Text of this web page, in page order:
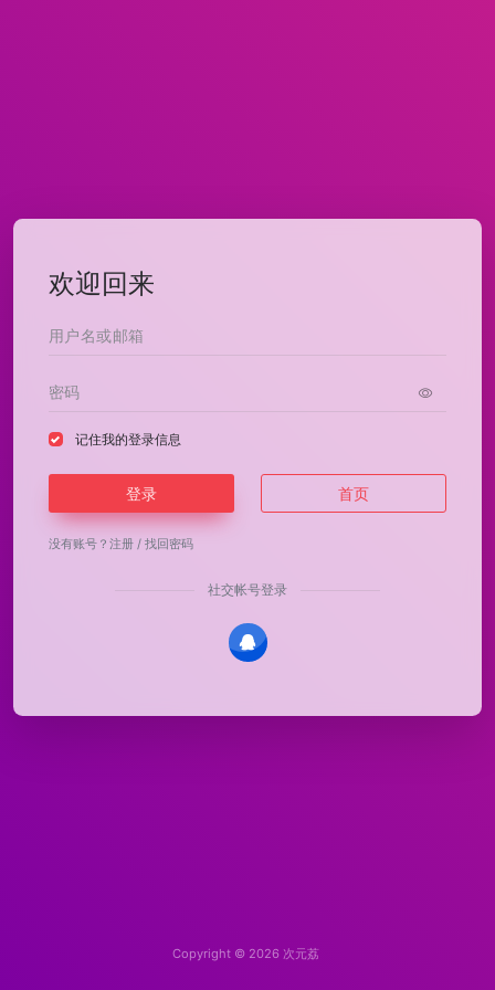
欢迎回来
记住我的登录信息
登录 首页
没有账号？ 注册 / 找回密码
社交帐号登录
Copyright © 2026 次元荔